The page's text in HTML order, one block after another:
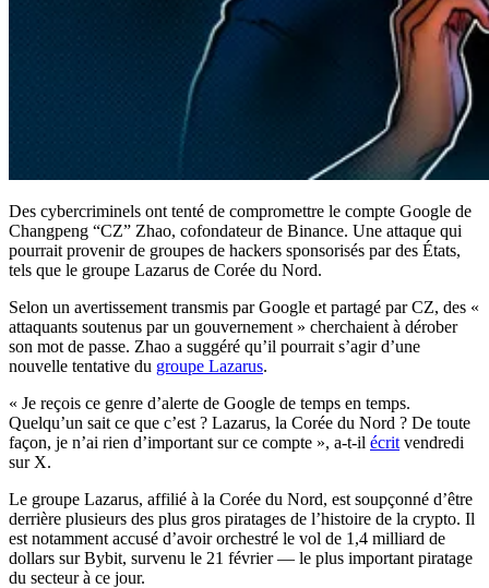
Des cybercriminels ont tenté de compromettre le compte Google de
Changpeng “CZ” Zhao, cofondateur de Binance. Une attaque qui
pourrait provenir de groupes de hackers sponsorisés par des États,
tels que le groupe Lazarus de Corée du Nord.
Selon un avertissement transmis par Google et partagé par CZ, des «
attaquants soutenus par un gouvernement » cherchaient à dérober
son mot de passe. Zhao a suggéré qu’il pourrait s’agir d’une
nouvelle tentative du groupe Lazarus.
« Je reçois ce genre d’alerte de Google de temps en temps.
Quelqu’un sait ce que c’est ? Lazarus, la Corée du Nord ? De toute
façon, je n’ai rien d’important sur ce compte », a-t-il écrit vendredi
sur X.
Le groupe Lazarus, affilié à la Corée du Nord, est soupçonné d’être
derrière plusieurs des plus gros piratages de l’histoire de la crypto. Il
est notamment accusé d’avoir orchestré le vol de 1,4 milliard de
dollars sur Bybit, survenu le 21 février — le plus important piratage
du secteur à ce jour.